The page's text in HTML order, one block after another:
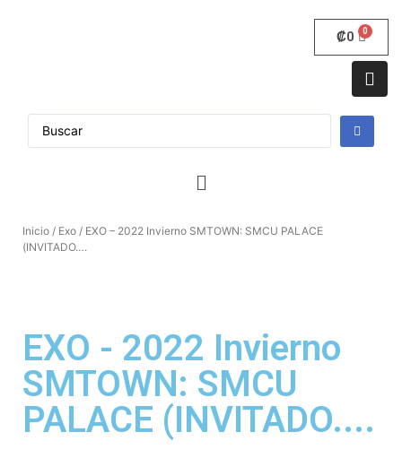
₡0
Inicio / Exo / EXO – 2022 Invierno SMTOWN: SMCU PALACE
(INVITADO….
EXO - 2022 Invierno
SMTOWN: SMCU
PALACE (INVITADO....